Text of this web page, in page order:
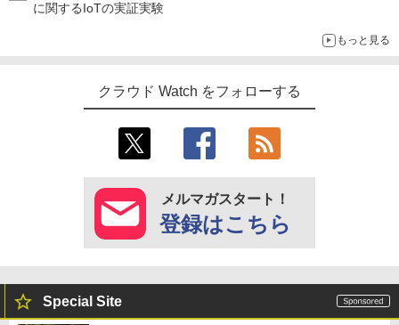
に関するIoTの実証実験
もっと見る
クラウド Watch をフォローする
メルマガスタート！
登録はこちら
Special Site